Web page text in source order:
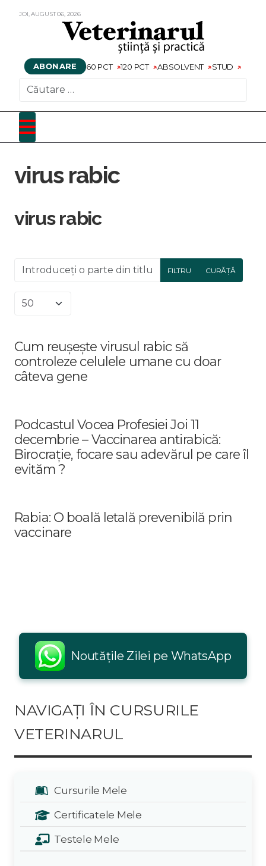
JOI,AUGUST06, 2026
ABONARE 60 PCT 120 PCT ABSOLVENT STUD
virus rabic
virus rabic
Introduceți o parte din titlu. FILTRU CURĂȚĂ
Afișare #
Cum reușește virusul rabic să
controleze celulele umane cu doar
câteva gene
Podcastul Vocea Profesiei Joi 11
decembrie – Vaccinarea antirabică:
Birocrație, focare sau adevărul pe care îl
evităm ?
Rabia: O boală letală prevenibilă prin
vaccinare
Noutățile Zilei pe WhatsApp
NAVIGAȚI ÎN CURSURILE
VETERINARUL
Cursurile Mele
Certificatele Mele
Testele Mele